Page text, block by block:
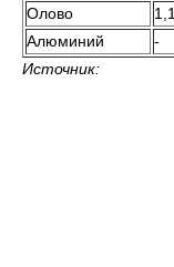
Олово
1,1
Алюминий
-
Источник: